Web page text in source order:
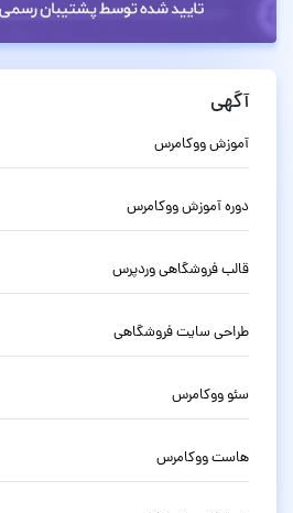
آگهی
آموزش ووکامرس
دوره آموزش ووکامرس
قالب فروشگاهی وردپرس
طراحی سایت فروشگاهی
سئو ووکامرس
هاست ووکامرس